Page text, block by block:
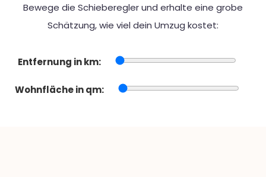
Bewege die Schieberegler und erhalte eine grobe
Schätzung, wie viel dein Umzug kostet:
Entfernung in km:
Wohnfläche in qm: